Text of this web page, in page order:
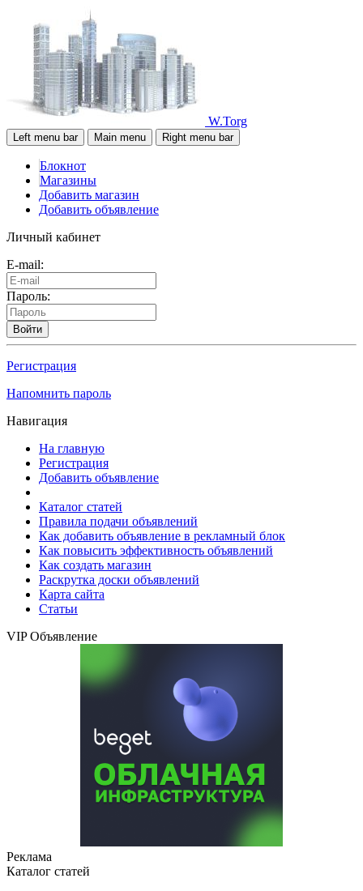
W.Torg
Left menu bar Main menu Right menu bar
Блокнот
Магазины
Добавить магазин
Добавить объявление
Личный кабинет
E-mail:
Пароль:
Войти
Регистрация
Напомнить пароль
Навигация
На главную
Регистрация
Добавить объявление
Каталог статей
Правила подачи объявлений
Как добавить объявление в рекламный блок
Как повысить эффективность объявлений
Как создать магазин
Раскрутка доски объявлений
Карта сайта
Статьи
VIP Объявление
Реклама
Каталог статей